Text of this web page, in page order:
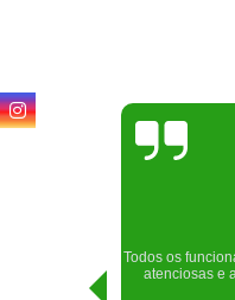
Realizei uma
Raphaela e ela